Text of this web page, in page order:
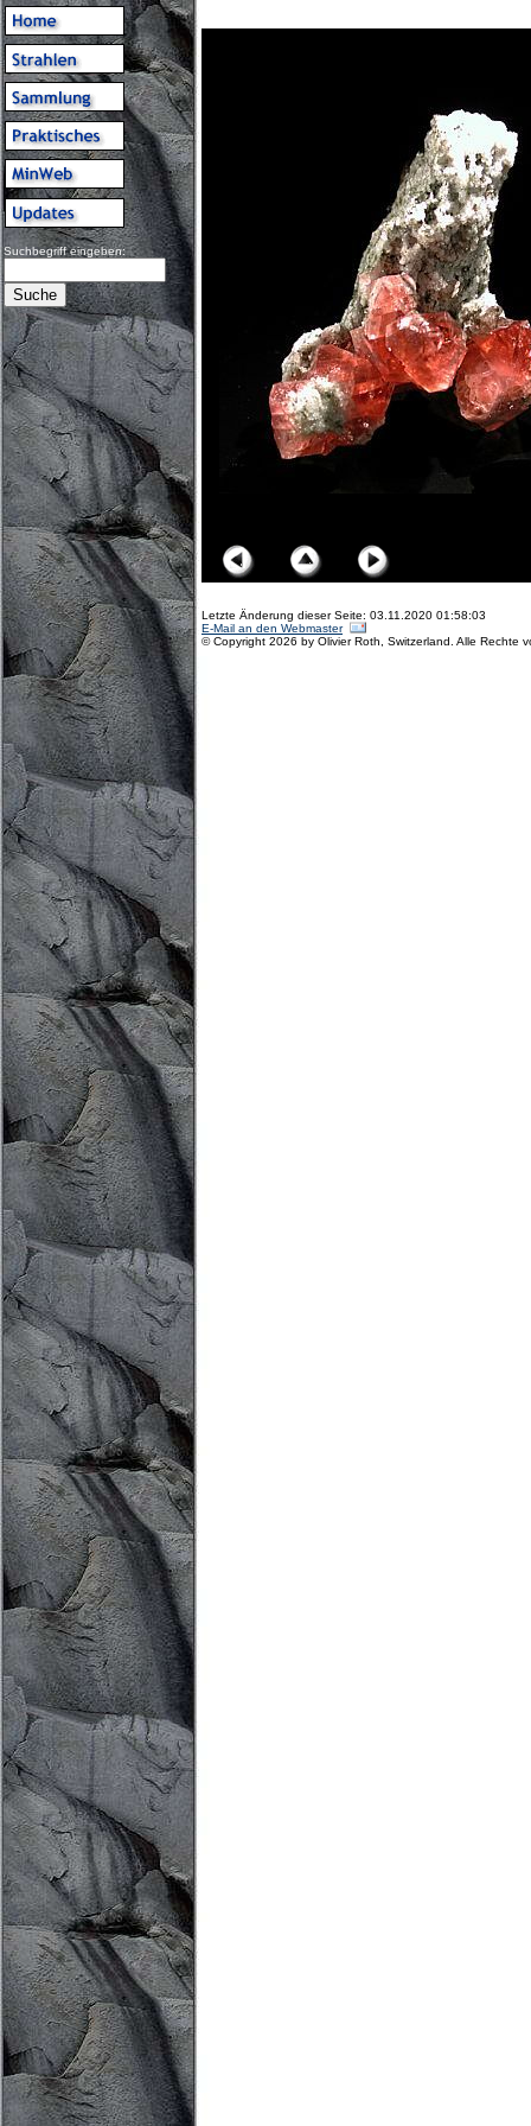
Suchbegriff eingeben:
Letzte Änderung dieser Seite: 03.11.2020 01:58:03
E-Mail an den Webmaster
© Copyright 2026 by Olivier Roth, Switzerland. Alle Rechte